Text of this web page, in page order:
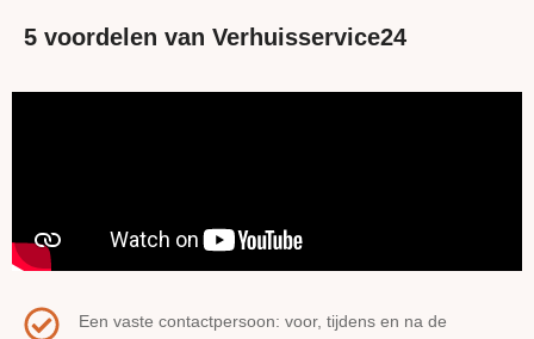
5 voordelen van Verhuisservice24
Een vaste contactpersoon: voor, tijdens en na de